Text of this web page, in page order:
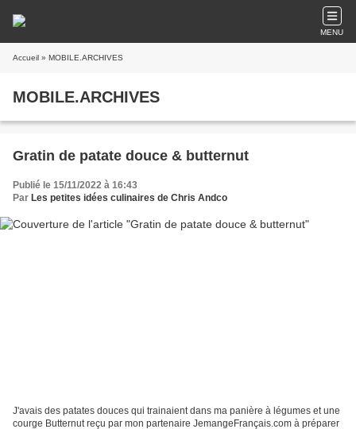
MENU
Accueil » MOBILE.ARCHIVES
MOBILE.ARCHIVES
Gratin de patate douce & butternut
Publié le 15/11/2022 à 16:43
Par Les petites idées culinaires de Chris Andco
J'avais des patates douces qui trainaient dans ma panière à légumes et une
courge Butternut reçu par mon partenaire JemangeFrançais.com à préparer